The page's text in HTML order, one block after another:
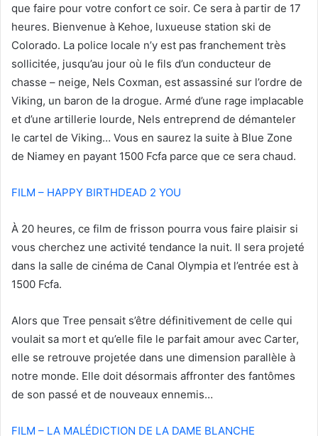
que faire pour votre confort ce soir. Ce sera à partir de 17
heures. Bienvenue à Kehoe, luxueuse station ski de
Colorado. La police locale n’y est pas franchement très
sollicitée, jusqu’au jour où le fils d’un conducteur de
chasse – neige, Nels Coxman, est assassiné sur l’ordre de
Viking, un baron de la drogue. Armé d’une rage implacable
et d’une artillerie lourde, Nels entreprend de démanteler
le cartel de Viking… Vous en saurez la suite à Blue Zone
de Niamey en payant 1500 Fcfa parce que ce sera chaud.
FILM – HAPPY BIRTHDEAD 2 YOU
À 20 heures, ce film de frisson pourra vous faire plaisir si
vous cherchez une activité tendance la nuit. Il sera projeté
dans la salle de cinéma de Canal Olympia et l’entrée est à
1500 Fcfa.
Alors que Tree pensait s’être définitivement de celle qui
voulait sa mort et qu’elle file le parfait amour avec Carter,
elle se retrouve projetée dans une dimension parallèle à
notre monde. Elle doit désormais affronter des fantômes
de son passé et de nouveaux ennemis…
FILM – LA MALÉDICTION DE LA DAME BLANCHE